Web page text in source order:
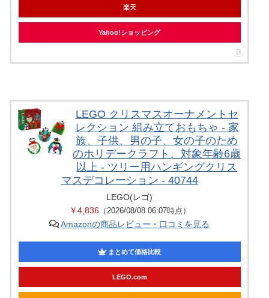
楽天
Yahoo!ショッピング
LEGO クリスマスオーナメントセ
レクション 組み立ておもちゃ - 家
族、子供、男の子、女の子のため
のホリデークラフト、対象年齢6歳
以上 - ツリー用ハンギングクリス
マスデコレーション - 40744
LEGO(レゴ)
￥4,836（2026/08/08 06:07時点）
Amazonの商品レビュー・口コミを見る
まとめて価格比較
LEGO.com